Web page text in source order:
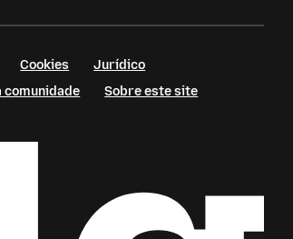
Cookies
Jurídico
Sobre este site